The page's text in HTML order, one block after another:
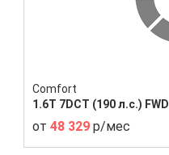
Comfort
1.6T 7DCT (190 л.с.) FWD
от 48 329 р/мес